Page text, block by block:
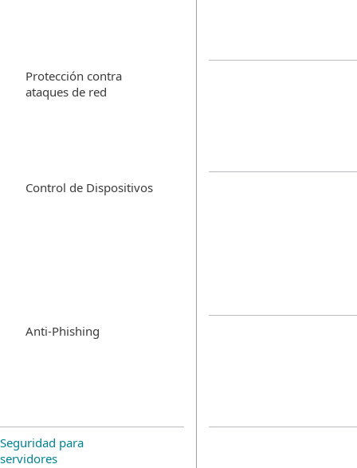
Protección contra
ataques de red
Control de Dispositivos
Anti-Phishing
Seguridad para
servidores